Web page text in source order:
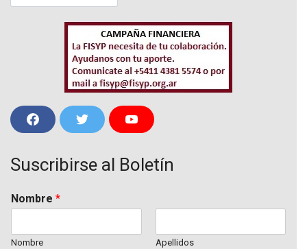
F
a
b
k
w
t
Y
o
T
u
Suscribirse al Boletín
Nombre *
Nombre Apellidos